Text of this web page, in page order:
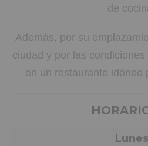
de
Además, por su
ciudad y por las
en un restaurante idóneo
Lunes